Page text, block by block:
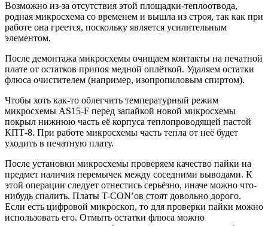
Возможно из-за отсутствия этой площадки-теплоотвода,
родная микросхема со временем и вышла из строя, так как при
работе она греется, поскольку является усилительным
элементом.
После демонтажа микросхемы очищаем контакты на печатной
плате от остатков припоя медной оплёткой. Удаляем остатки
флюса очистителем (например, изопропиловым спиртом).
Чтобы хоть как-то облегчить температурный режим
микросхемы AS15-F перед запайкой новой микросхемы
покрыл нижнюю часть её корпуса теплопроводящей пастой
КПТ-8. При работе микросхемы часть тепла от неё будет
уходить в печатную плату.
После установки микросхемы проверяем качество пайки на
предмет наличия перемычек между соседними выводами. К
этой операции следует отнестись серьёзно, иначе можно что-
нибудь спалить. Платы T-CON’ов стоят довольно дорого.
Если есть цифровой микроскоп, то для проверки пайки можно
использовать его. Отмыть остатки флюса можно